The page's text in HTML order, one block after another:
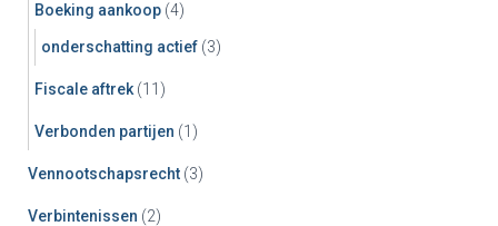
Boeking aankoop (4)
onderschatting actief (3)
Fiscale aftrek (11)
Verbonden partijen (1)
Vennootschapsrecht (3)
Verbintenissen (2)